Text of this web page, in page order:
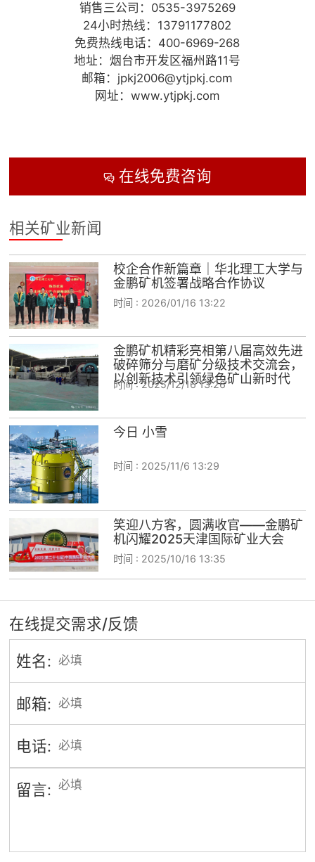
销售三公司：0535-3975269
24小时热线：13791177802
免费热线电话：400-6969-268
地址：烟台市开发区福州路11号
邮箱：jpkj2006@ytjpkj.com
网址：www.ytjpkj.com
在线免费咨询
相关矿业新闻
校企合作新篇章｜华北理工大学与
金鹏矿机签署战略合作协议
时间 : 2026/01/16 13:22
金鹏矿机精彩亮相第八届高效先进
破碎筛分与磨矿分级技术交流会，
以创新技术引领绿色矿山新时代
时间 :2025/12/16 13:26
今日 小雪
时间 : 2025/11/6 13:29
笑迎八方客，圆满收官——金鹏矿
机闪耀2025天津国际矿业大会
时间 : 2025/10/16 13:35
在线提交需求/反馈
姓名:
邮箱:
电话:
留言: